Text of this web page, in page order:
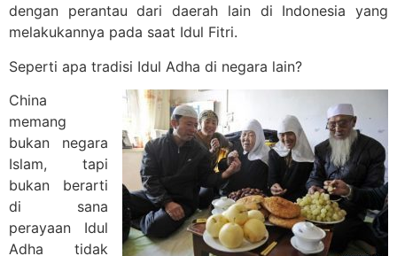
dengan perantau dari daerah lain di Indonesia yang
melakukannya pada saat Idul Fitri.
Seperti apa tradisi Idul Adha di negara lain?
China
memang
bukan negara
Islam, tapi
bukan berarti
di sana
perayaan Idul
Adha tidak